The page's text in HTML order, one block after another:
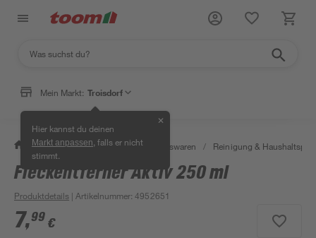
Mein Markt: Troisdorf
Hier kannst du deinen
Markt anpassen , falls er nicht
stimmt.
✕
/ Wohnen & Haushalt / Haushaltswaren / Reinigung &
Fleckentferner Aktiv 250 ml
Produktdetails | Artikelnummer:4952651
7,99 €